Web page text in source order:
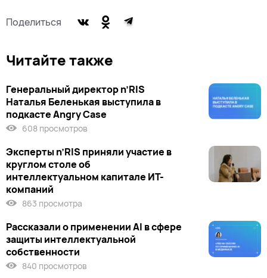
Поделиться
Читайте также
Генеральный директор n’RIS
Наталья Беленькая выступила в
подкасте Angry Case
608 просмотров
Эксперты n’RIS приняли участие в
круглом столе об
интеллектуальном капитале ИТ-
компаний
863 просмотра
Рассказали о применении AI в сфере
защиты интеллектуальной
собственности
840 просмотров